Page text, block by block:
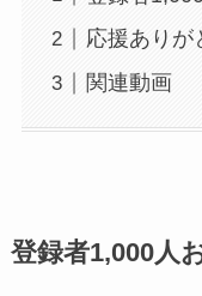
応援ありが
関連動画
登録者1,000人